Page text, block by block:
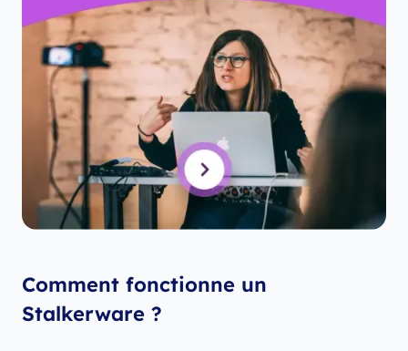
Comment fonctionne un
Stalkerware ?